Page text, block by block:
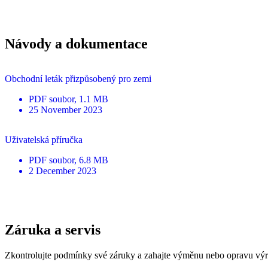
Návody a dokumentace
Obchodní leták přizpůsobený pro zemi
PDF soubor, 1.1 MB
25 November 2023
Uživatelská příručka
PDF soubor, 6.8 MB
2 December 2023
Záruka a servis
Zkontrolujte podmínky své záruky a zahajte výměnu nebo opravu